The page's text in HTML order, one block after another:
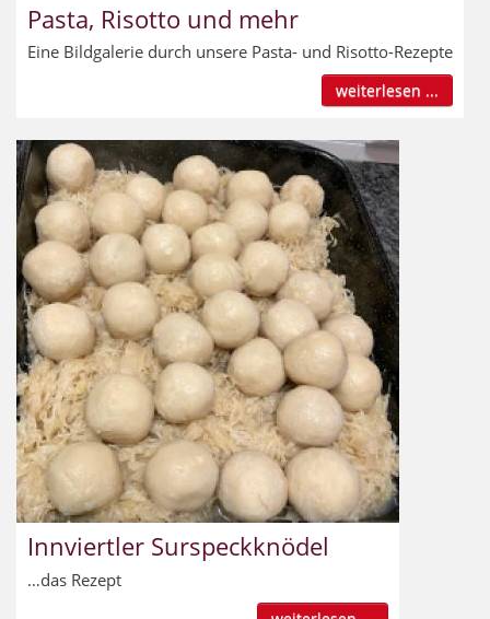
Pasta, Risotto und mehr
Eine Bildgalerie durch unsere Pasta- und Risotto-Rezepte
weiterlesen ...
Innviertler Surspeckknödel
…das Rezept